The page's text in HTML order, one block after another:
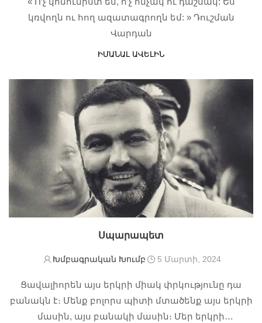
կռվողն ու հող ազատագրողն եմ: » Դուշման
Վարդան
ԻՄԱՆԱԼ ԱՎԵԼԻՆ
Սպարապետ
Խմբագրական Խումբ 5 Մարտի, 2024
Ցավալիորեն այս երկրի միակ փրկությունը դա
բանակն է։ Մենք բոլորս պիտի մտածենք այս երկրի
մասին, այս բանակի մասին։ Մեր երկրի